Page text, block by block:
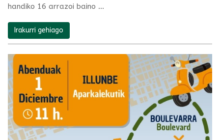
handiko 16 arrazoi baino …
Irakurri gehiago